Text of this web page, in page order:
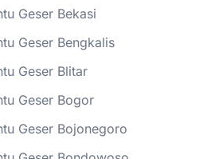
Geser Bekasi
Geser Bengkalis
Geser Blitar
Geser Bogor
Geser Bojonegoro